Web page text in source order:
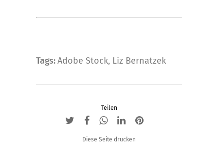
können
der
Tags: Adobe Stock, Liz Bernatzek
Teilen
Diese Seite drucken